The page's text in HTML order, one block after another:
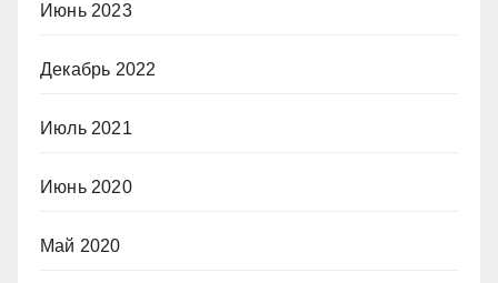
Июнь 2023
Декабрь 2022
Июль 2021
Июнь 2020
Май 2020